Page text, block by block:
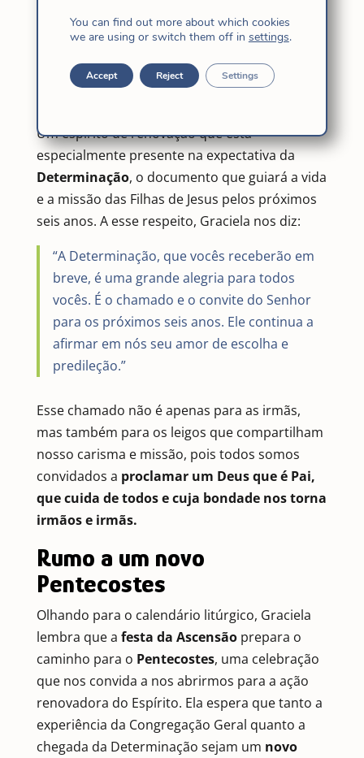
“Quantas expressões da proximidade de
Deus, o Pai, mediadas por eventos e
pessoas. Tudo isso nos enche de esperança
e nos leva a ‘querer começar de novo’”.
Um espírito de renovação que está
especialmente presente na expectativa da
Determinação, o documento que guiará a vida
e a missão das Filhas de Jesus pelos próximos
seis anos. A esse respeito, Graciela nos diz:
“A Determinação, que vocês receberão em
breve, é uma grande alegria para todos
vocês. É o chamado e o convite do Senhor
para os próximos seis anos. Ele continua a
afirmar em nós seu amor de escolha e
predileção.”
Esse chamado não é apenas para as irmãs,
mas também para os leigos que compartilham
nosso carisma e missão, pois todos somos
convidados a proclamar um Deus que é Pai,
que cuida de todos e cuja bondade nos torna
irmãos e irmãs.
Rumo a um novo
Pentecostes
Olhando para o calendário litúrgico, Graciela
lembra que a festa da Ascensãoprepara o
caminho para o Pentecostes, uma celebração
que nos convida a nos abrirmos para a ação
renovadora do Espírito. Ela espera que tanto a
experiência da Congregação Geral quanto a
chegada da Determinação sejam um novo
You can find out more about which cookies
we are using or switch them off in settings.
Accept Reject Settings